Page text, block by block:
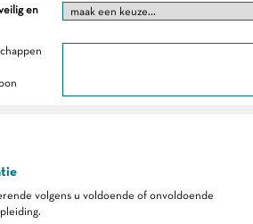
en
volgens u voldoende of onvoldoende